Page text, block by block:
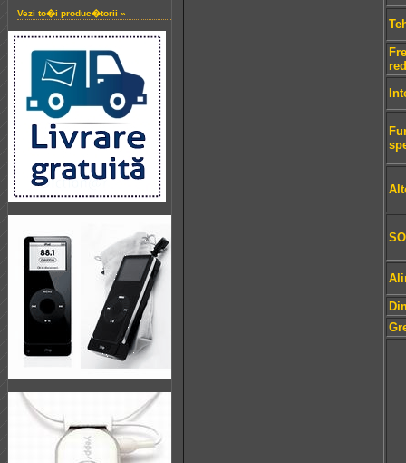
Vezi to�i produc�torii »